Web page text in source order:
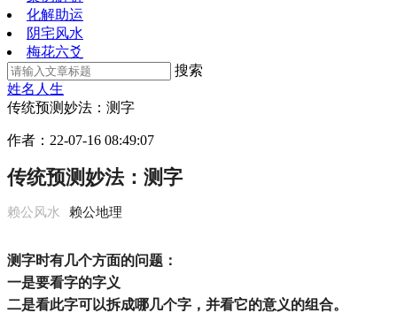
化解助运
阴宅风水
梅花六爻
搜索
姓名人生
传统预测妙法：测字
作者： 22-07-16 08:49:07
传统预测妙法：测字
赖公风水 赖公地理
测字时有几个方面的问题：
一是要看字的字义
二是看此字可以拆成哪几个字，并看它的意义的组合。